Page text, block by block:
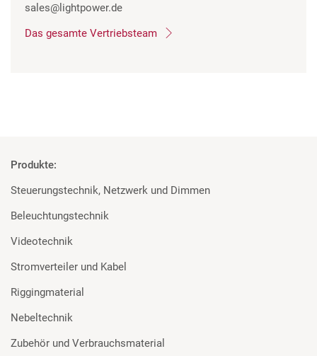
sales@lightpower.de
Das gesamte Vertriebsteam
Produkte:
Steuerungstechnik, Netzwerk und Dimmen
Beleuchtungstechnik
Videotechnik
Stromverteiler und Kabel
Riggingmaterial
Nebeltechnik
Zubehör und Verbrauchsmaterial